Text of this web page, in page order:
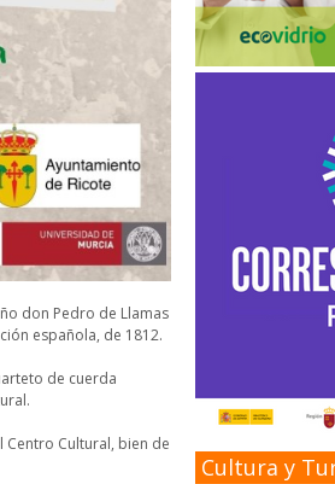
don Pedro de Llamas
española, de 1812.
de cuerda
Centro Cultural, bien de
Cultura y